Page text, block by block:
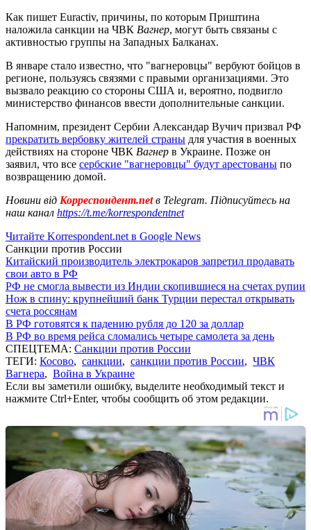
Как пишет Euractiv, причины, по которым Приштина
наложила санкции на ЧВК Вагнер, могут быть связаны с
активностью группы на Западных Балканах.
В январе стало известно, что "вагнеровцы" вербуют бойцов в
регионе, пользуясь связями с правыми организациями. Это
вызвало реакцию со стороны США и, вероятно, подвигло
министерство финансов ввести дополнительные санкции.
Напомним, президент Сербии Александар Вучич призвал РФ
прекратить вербовку жителей страны для участия в военных
действиях на стороне ЧВК Вагнер в Украине. Позже он
заявил, что все сербские "вагнеровцы" будут арестованы по
возвращению домой.
Новини від Корреспондент.netв Telegram. Підписуйтесь на
наш канал https://t.me/korrespondentnet
Читайте Korrespondent.net в Google News
Санкции против России
Китайский производитель электрокаров запретил продавать
свои авто в РФ
РФ не смогла вывести из Индии скопившиеся на счетах рупии
Нож в спину: крупнейший банк Турции перестал открывать
счета россянам
В РФ готовятся к падению рубля до 120 за доллар
В РФ во время рейса сломались четыре самолета за день
СПЕЦТЕМА: Санкции против России
ТЕГИ: Косово, санкции, санкции против России, ЧВК
Вагнера, Война в Украине
Если вы заметили ошибку, выделите необходимый текст и
нажмите Ctrl+Enter, чтобы сообщить об этом редакции.